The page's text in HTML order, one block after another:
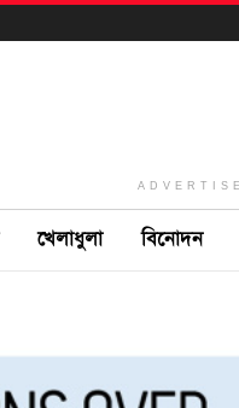
খেলাধুলা বিনোদন